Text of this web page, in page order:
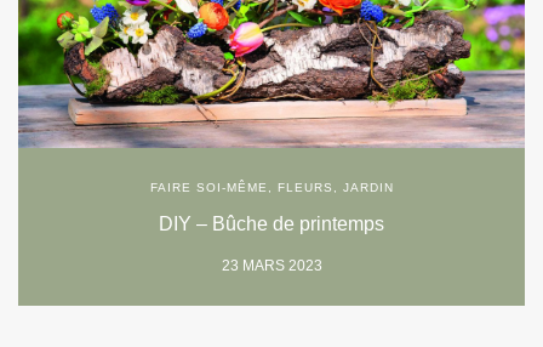
FAIRE SOI-MÊME FLEURS JARDIN
DIY – Bûche de printemps
23 MARS 2023